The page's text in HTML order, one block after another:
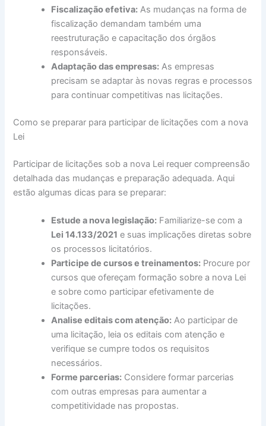
Fiscalização efetiva: As mudanças na forma de
fiscalização demandam também uma
reestruturação e capacitação dos órgãos
responsáveis.
Adaptação das empresas: As empresas
precisam se adaptar às novas regras e processos
para continuar competitivas nas licitações.
Como se preparar para participar de licitações com a nova
Lei
Participar de licitações sob a nova Lei requer compreensão
detalhada das mudanças e preparação adequada. Aqui
estão algumas dicas para se preparar:
Estude a nova legislação: Familiarize-se com a
Lei 14.133/2021 e suas implicações diretas sobre
os processos licitatórios.
Participe de cursos e treinamentos: Procure por
cursos que ofereçam formação sobre a nova Lei
e sobre como participar efetivamente de
licitações.
Analise editais com atenção: Ao participar de
uma licitação, leia os editais com atenção e
verifique se cumpre todos os requisitos
necessários.
Forme parcerias: Considere formar parcerias
com outras empresas para aumentar a
competitividade nas propostas.